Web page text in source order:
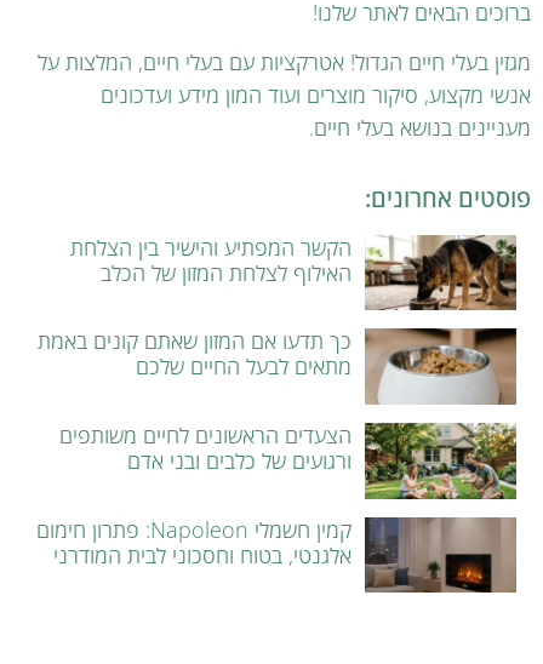
ברוכים הבאים לאתר שלנו!
מגזין בעלי חיים הגדול! אטרקציות עם בעלי חיים, המלצות על
אנשי מקצוע, סיקור מוצרים ועוד המון מידע ועדכונים
מעניינים בנושא בעלי חיים.
פוסטים אחרונים:
הקשר המפתיע והישיר בין הצלחת
האילוף לצלחת המזון של הכלב
כך תדעו אם המזון שאתם קונים באמת
מתאים לבעל החיים שלכם
הצעדים הראשונים לחיים משותפים
ורגועים של כלבים ובני אדם
קמין חשמלי Napoleon: פתרון חימום
אלגנטי, בטוח וחסכוני לבית המודרני